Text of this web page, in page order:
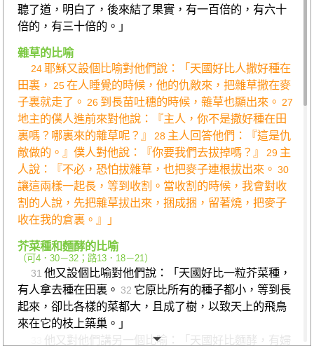
聽了道，明白了，後來結了果實，有一百倍的，有六十
倍的，有三十倍的。」
雜草的比喻
24 耶穌又設個比喻對他們說：「天國好比人撒好種在
田裏，
25在人睡覺的時候，他的仇敵來，把雜草撒在麥
子裏就走了。 26 到長苗吐穗的時候，雜草也顯出來。 27
地主的僕人進前來對他說：『主人，你不是撒好種在田
裏嗎？哪裏來的雜草呢？』
28 主人回答他們：『這是仇
敵做的。』僕人對他說：『你要我們去拔掉嗎？』
29 主
人說：『不必，恐怕拔雜草，也把麥子連根拔出來。 30
讓這兩樣一起長，等到收割。當收割的時候，我會對收
割的人說，先把雜草拔出來，捆成捆，留著燒，把麥子
收在我的倉裏。』」
芥菜種和麵酵的比喻
（ 可4．30－32 ； 路13．18－21）
31 他又設個比喻對他們說：「天國好比一粒芥菜種，
有人拿去種在田裏。 32 它原比所有的種子都小，等到長
起來，卻比各樣的菜都大，且成了樹，以致天上的飛鳥
來在它的枝上築巢。」
他又對他們講另一個比喻：「天國好比麵酵，有婦